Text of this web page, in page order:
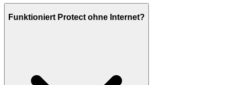
Funktioniert Protect ohne Internet?